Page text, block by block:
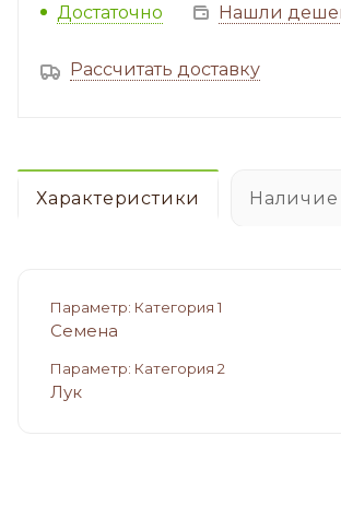
Достаточно Нашли
Рассчитать доставку
Характеристики Наличие
Параметр: Категория 1
Семена
Параметр: Категория 2
Лук